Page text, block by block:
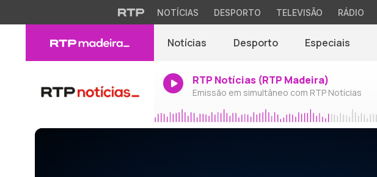
NOTÍCIAS DESPORTO TELEVISÃO RÁDIO
Notícias Desporto Especiais
RTP Notícias (RTP Madeira)
Emissão em simultâneo com RTP Notícias